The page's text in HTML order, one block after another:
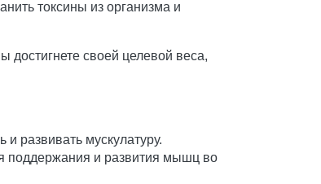
токсины из организма и
своей целевой веса,
развивать мускулатуру.
поддержания и развития мышц во